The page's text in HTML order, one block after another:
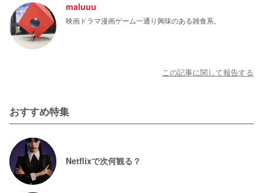
maluuu
映画ドラマ漫画ゲーム一通り興味のある雑食系。
この記事に関して報告する
おすすめ特集
Netflixで次何観る？